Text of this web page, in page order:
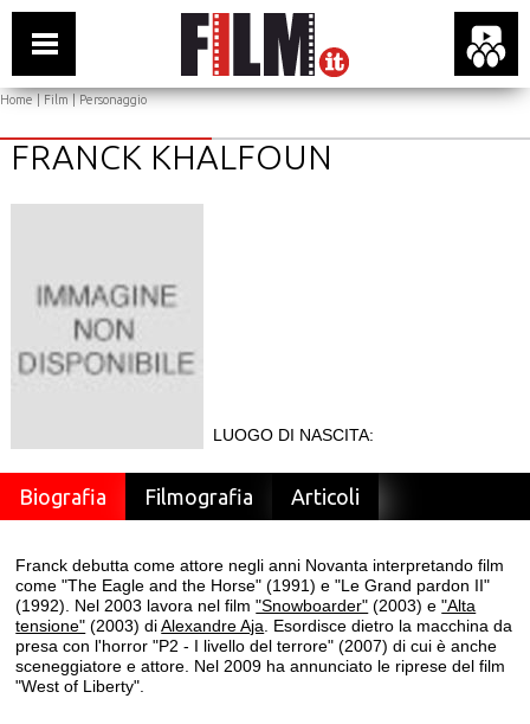
Home|Film| Personaggio
FRANCK KHALFOUN
LUOGO DI NASCITA:
Biografia Filmografia Articoli
Franck debutta come attore negli anni Novanta interpretando film
come "The Eagle and the Horse" (1991) e "Le Grand pardon II"
(1992). Nel 2003 lavora nel film"Snowboarder" (2003) e"Alta
tensione" (2003) diAlexandre Aja . Esordisce dietro la macchina da
presa con l'horror "P2 - I livello del terrore" (2007) di cui è anche
sceneggiatore e attore. Nel 2009 ha annunciato le riprese del film
"West of Liberty".